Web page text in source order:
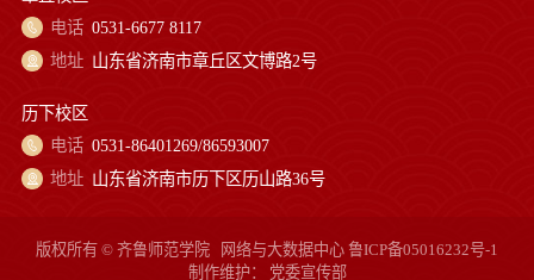
电话 0531-6677 8117
地址 山东省济南市章丘区文博路2号
历下校区
电话 0531-86401269/86593007
地址 山东省济南市历下区历山路36号
版权所有 © 齐鲁师范学院 网络与大数据中心 鲁ICP备05016232号-1
制作维护： 党委宣传部